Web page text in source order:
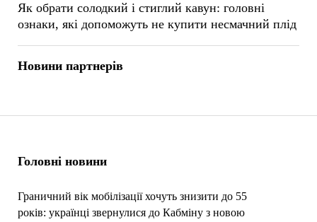
Головні новини
Граничний вік мобілізації хочуть знизити до 55
років: українці звернулися до Кабміну з новою
Як обрати солодкий і стиглий кавун: головні
ознаки, які допоможуть не купити несмачний плід
Новини партнерів